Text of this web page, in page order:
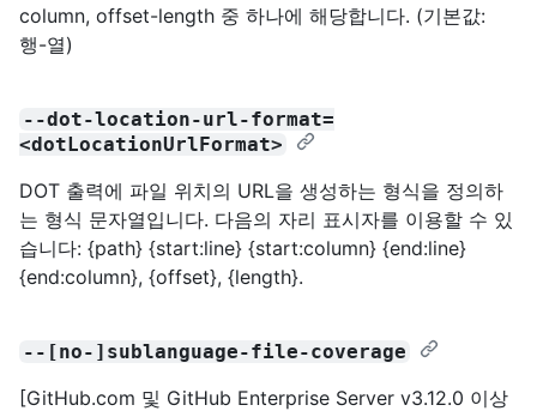
column, offset-length 중 하나에 해당합니다. (기본값:
행-열)
--dot-location-url-format=
<dotLocationUrlFormat>
DOT 출력에 파일 위치의 URL을 생성하는 형식을 정의하
는 형식 문자열입니다. 다음의 자리 표시자를 이용할 수 있
습니다: {path} {start:line} {start:column} {end:line}
{end:column}, {offset}, {length}.
--[no-]sublanguage-file-coverage
[GitHub.com 및 GitHub Enterprise Server v3.12.0 이상